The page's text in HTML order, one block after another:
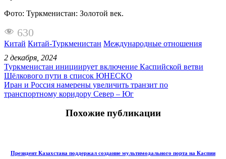
Фото: Туркменистан: Золотой век.
630
Китай Китай-Туркменистан Международные отношения
2 декабря, 2024
Туркменистан инициирует включение Каспийской ветви
Шёлкового пути в список ЮНЕСКО
Иран и Россия намерены увеличить транзит по
транспортному коридору Север – Юг
Похожие публикации
Президент Казахстана поддержал создание мультимодального порта на Каспии